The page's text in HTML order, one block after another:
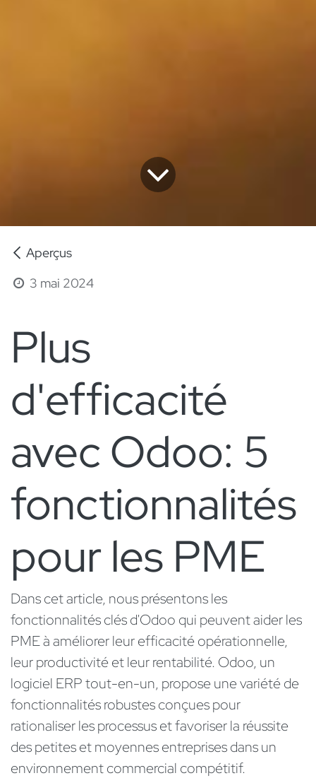
Aperçus
3 mai 2024
Plus
d'efficacité
avec Odoo: 5
fonctionnalités
pour les PME
Dans cet article, nous présentons les
fonctionnalités clés d'Odoo qui peuvent aider les
PME à améliorer leur efficacité opérationnelle,
leur productivité et leur rentabilité. Odoo, un
logiciel ERP tout-en-un, propose une variété de
fonctionnalités robustes conçues pour
rationaliser les processus et favoriser la réussite
des petites et moyennes entreprises dans un
environnement commercial compétitif.